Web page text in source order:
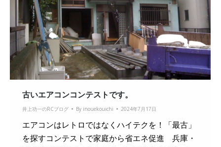
古いエアコンコンテストです。
井上功一のRCブログ By inouekouichi 2024年7月17日
エアコンはレトロではなくハイテクを！「最古」
を探すコンテストで家庭から省エネ促進 兵庫・